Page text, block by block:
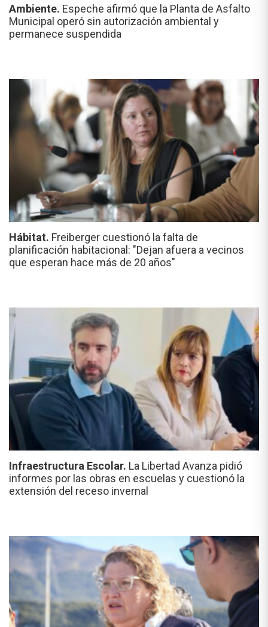
Ambiente. Espeche afirmó que la Planta de Asfalto
Municipal operó sin autorización ambiental y
permanece suspendida
Hábitat. Freiberger cuestionó la falta de
planificación habitacional: "Dejan afuera a vecinos
que esperan hace más de 20 años"
Infraestructura Escolar. La Libertad Avanza pidió
informes por las obras en escuelas y cuestionó la
extensión del receso invernal